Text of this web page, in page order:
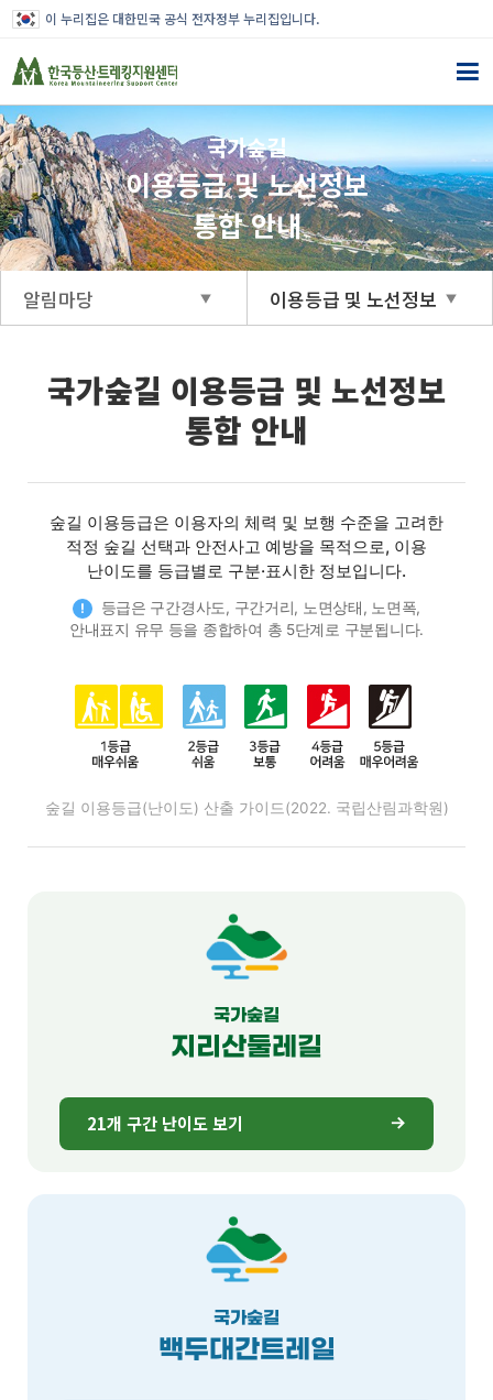
이 누리집은 대한민국 공식 전자정부 누리집입니다.
국가숲길
이용등급 및 노선정보
통합 안내
알림마당 이용등급 및 노선정보
국가숲길 이용등급 및 노선정보
통합 안내
숲길 이용등급은 이용자의 체력 및 보행 수준을 고려한
적정 숲길 선택과 안전사고 예방을 목적으로, 이용
난이도를 등급별로 구분·표시한 정보입니다.
!
등급은 구간경사도, 구간거리, 노면상태, 노면폭,
안내표지 유무 등을 종합하여 총 5단계로 구분됩니다.
숲길 이용등급(난이도) 산출 가이드(2022. 국립산림과학원)
국가숲길
지리산둘레길
21개 구간 난이도 보기
국가숲길
백두대간트레일